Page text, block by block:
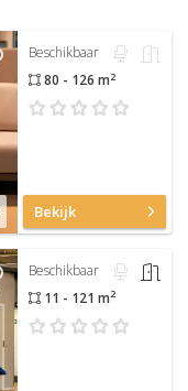
Beschikbaar
80 - 126 m2
Bekijk
Beschikbaar
11 - 121 m2